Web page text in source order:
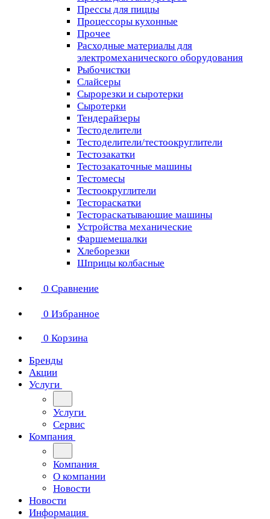
Прессы для пиццы
Процессоры кухонные
Прочее
Расходные материалы для
электромеханического оборудования
Рыбочистки
Слайсеры
Сырорезки и сыротерки
Сыротерки
Тендерайзеры
Тестоделители
Тестоделители/тестоокруглители
Тестозакатки
Тестозакаточные машины
Тестомесы
Тестоокруглители
Тестораскатки
Тестораскатывающие машины
Устройства механические
Фаршемешалки
Хлеборезки
Шприцы колбасные
0 Сравнение
0 Избранное
0 Корзина
Бренды
Акции
Услуги
Услуги
Сервис
Компания
Компания
О компании
Новости
Новости
Информация